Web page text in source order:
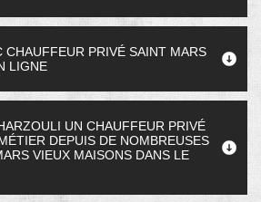
CHAUFFEUR PRIVÉ SAINT MARS
LIGNE
UN CHAUFFEUR PRIVÉ
DEPUIS DE NOMBREUSES
VIEUX MAISONS DANS LE